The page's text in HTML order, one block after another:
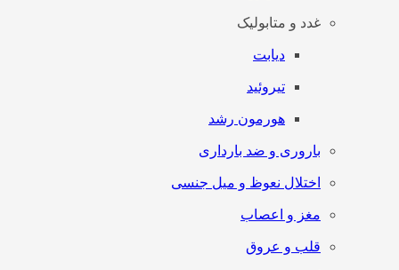
غدد و متابولیک
دیابت
تیروئید
هورمون رشد
باروری و ضد بارداری
اختلال نعوظ و میل جنسی
مغز و اعصاب
قلب و عروق